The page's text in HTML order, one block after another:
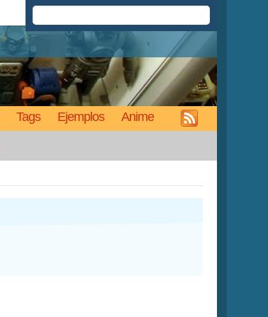
Tags Ejemplos Anime